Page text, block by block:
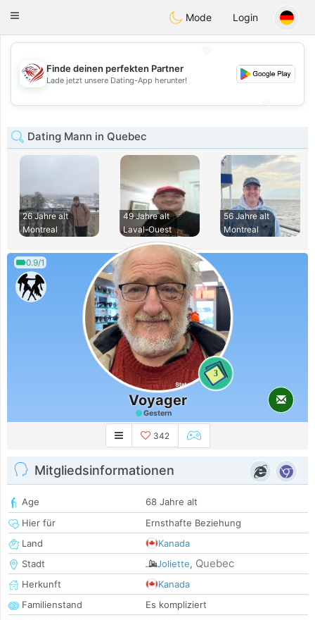
Dating
Toggle
Mode Login
💖
💕
Finde deinen perfekten Partner
Lade jetzt unsere Dating-App herunter!
Dating Mann in Quebec
26 Jahre alt
Montreal
49 Jahre alt
Laval-Ouest
56 Jahre alt
Montreal
0.9/1
3
Voyager
Gestern
342
Mitgliedsinformationen
Age
68 Jahre alt
Hier für
Ernsthafte Beziehung
Land
Kanada
Stadt
Joliette, Quebec
Herkunft
Kanada
Familienstand
Es kompliziert